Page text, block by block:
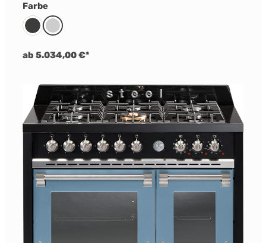
Farbeauswählen
AnthrazitEdelstahl
ab 5.034,00 €*